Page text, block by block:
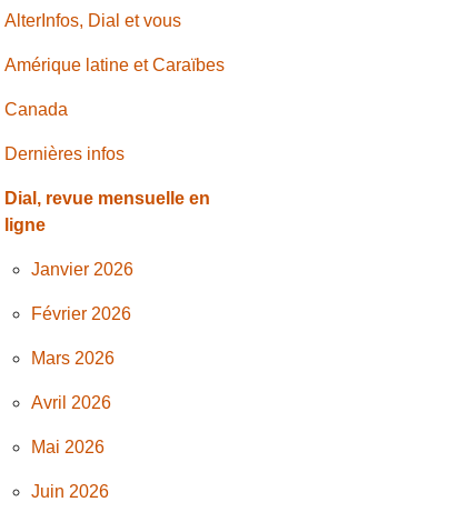
AlterInfos, Dial et vous
Amérique latine et Caraïbes
Canada
Dernières infos
Dial, revue mensuelle en
ligne
Janvier 2026
Février 2026
Mars 2026
Avril 2026
Mai 2026
Juin 2026